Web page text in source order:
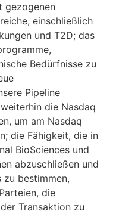
gezogenen
einschließlich
und T2D; das
Bedürfnisse zu
Pipeline
die Nasdaq
um am Nasdaq
die Fähigkeit, die in
BioSciences und
abzuschließen und
zu bestimmen,
die
Transaktion zu